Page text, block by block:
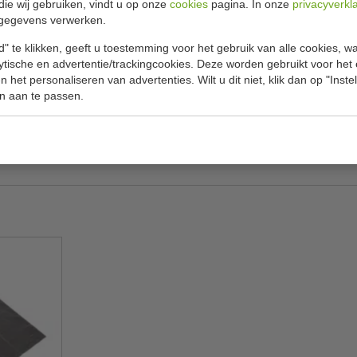
wij gebruiken, vindt u op onze cookies pagina. In onze
verwerken.
te klikken, geeft u toestemming voor het gebruik van alle cookies,
en advertentie/trackingcookies. Deze worden gebruikt voor het
het personaliseren van advertenties. Wilt u dit niet, klik dan op
aan te passen.
45 liter
Voorzien van gedempt deksel en
HACCP richtlijnen. Geschikte afvalbak voor
en zorginstellingen.
Model
Nummer